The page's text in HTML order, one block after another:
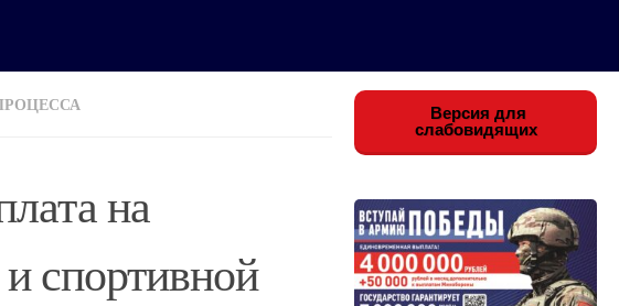
на
спортивной
Версия для
слабовидящих